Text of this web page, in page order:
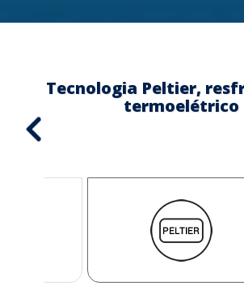
Tecnologia Peltier,
termoelétrico